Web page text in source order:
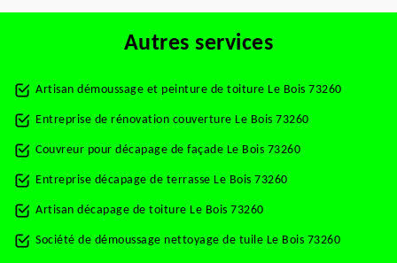
Autres services
Artisan démoussage et peinture de toiture Le Bois 73260
Entreprise de rénovation couverture Le Bois 73260
Couvreur pour décapage de façade Le Bois 73260
Entreprise décapage de terrasse Le Bois 73260
Artisan décapage de toiture Le Bois 73260
Société de démoussage nettoyage de tuile Le Bois 73260